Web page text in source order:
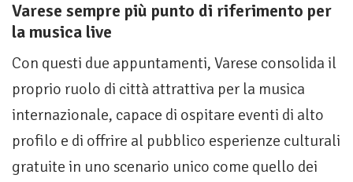
Varese sempre più punto di riferimento per
la musica live
Con questi due appuntamenti, Varese consolida il
proprio ruolo di città attrattiva per la musica
internazionale, capace di ospitare eventi di alto
profilo e di offrire al pubblico esperienze culturali
gratuite in uno scenario unico come quello dei